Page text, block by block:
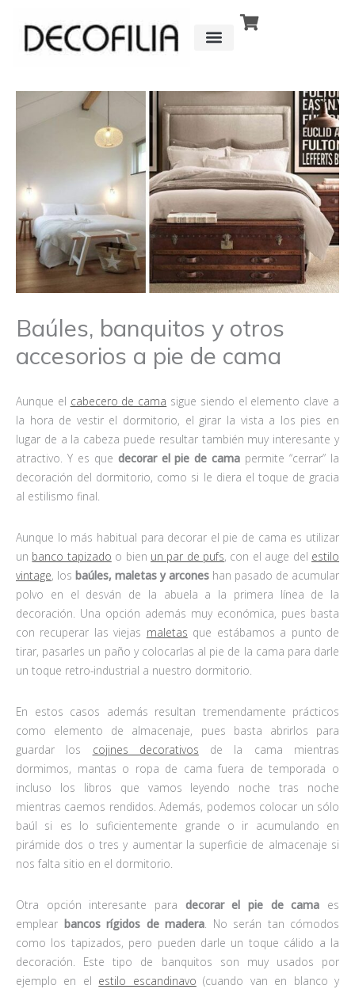
contenido
Baúles, banquitos y otros
accesorios a pie de cama
Aunque el cabecero de cama sigue siendo el elemento clave a
la hora de vestir el dormitorio, el girar la vista a los pies en
lugar de a la cabeza puede resultar también muy interesante y
atractivo. Y es que decorar el pie de cama permite “cerrar” la
decoración del dormitorio, como si le diera el toque de gracia
al estilismo final.
Aunque lo más habitual para decorar el pie de cama es utilizar
un banco tapizado o bien un par de pufs, con el auge del estilo
vintage, los baúles, maletas y arcones han pasado de acumular
polvo en el desván de la abuela a la primera línea de la
decoración. Una opción además muy económica, pues basta
con recuperar las viejas maletas que estábamos a punto de
tirar, pasarles un paño y colocarlas al pie de la cama para darle
un toque retro-industrial a nuestro dormitorio.
En estos casos además resultan tremendamente prácticos
como elemento de almacenaje, pues basta abrirlos para
guardar los cojines decorativos de la cama mientras
dormimos, mantas o ropa de cama fuera de temporada o
incluso los libros que vamos leyendo noche tras noche
mientras caemos rendidos. Además, podemos colocar un sólo
baúl si es lo suficientemente grande o ir acumulando en
pirámide dos o tres y aumentar la superficie de almacenaje si
nos falta sitio en el dormitorio.
Otra opción interesante para decorar el pie de cama es
emplear bancos rígidos de madera. No serán tan cómodos
como los tapizados, pero pueden darle un toque cálido a la
decoración. Este tipo de banquitos son muy usados por
ejemplo en el estilo escandinavo (cuando van en blanco y